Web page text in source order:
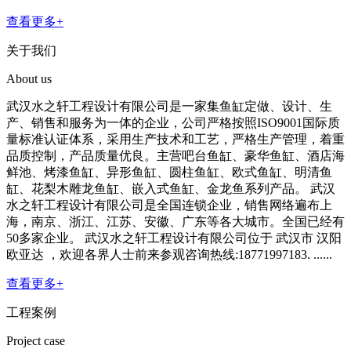
查看更多+
关于我们
About us
武汉水之轩工程设计有限公司是一家集鱼缸定做、设计、生
产、销售和服务为一体的企业，公司严格按照ISO9001国际质
量标准认证体系，采用生产技术和工艺，严格生产管理，着重
品质控制，产品质量优良。主营吧台鱼缸、豪华鱼缸、酒店海
鲜池、烤漆鱼缸、异形鱼缸、圆柱鱼缸、欧式鱼缸、明清鱼
缸、花梨木雕龙鱼缸、嵌入式鱼缸、金龙鱼系列产品。 武汉
水之轩工程设计有限公司是全国连锁企业，销售网络遍布上
海，南京、浙江、江苏、安徽、广东等各大城市。全国已经有
50多家企业。 武汉水之轩工程设计有限公司位于 武汉市 汉阳
欧亚达 ，欢迎各界人士前来参观咨询热线:18771997183. ......
查看更多+
工程案例
Project case